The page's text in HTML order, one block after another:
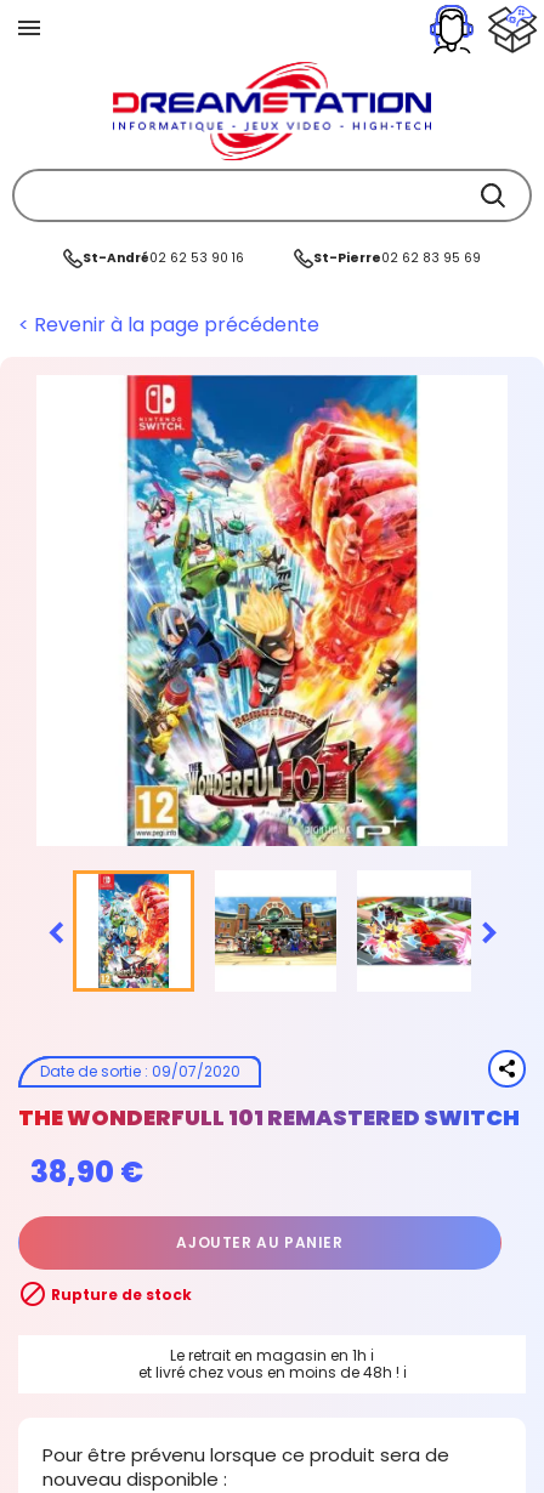
St-André02 62 53 90 16 St-Pierre02 62 83 95 69
< Revenir à la page précédente
 
Date de sortie: 09/07/2020
THE WONDERFULL 101 REMASTERED SWITCH
38,90 €
AJOUTER AU PANIER
 Rupture de stock
Le retrait en magasin en 1h ℹ
et livré chez vous en moins de 48h ! ℹ
Pour être prévenu lorsque ce produit sera de
nouveau disponible :